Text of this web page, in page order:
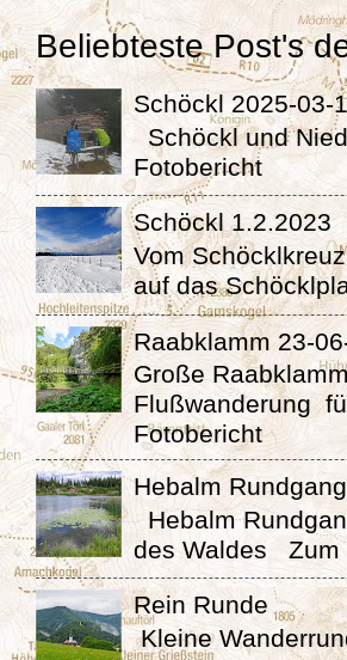
Beliebteste Post's
Schöckl 2025-03-
Schöckl und
Fotobericht
Schöckl 1.2.2023
Vom
auf das
Raabklamm 23-
Große
Flußwanderung
Fotobericht
Hebalm
Hebalm
des Waldes Zum
Rein Runde
Kleine